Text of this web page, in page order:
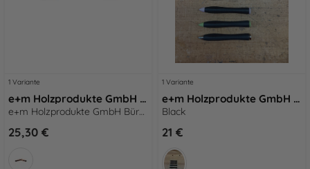
1 Variante
e+m Holzprodukte GmbH Büro-Accessoires X-PAD natur
e+m Holzprodukte GmbH Büro-Accessoires X-PAD natur
25,30 €
1 Variante
e+m Holzprodukte GmbH Werksverkauf Swing Black vernickelt
Black
21 €